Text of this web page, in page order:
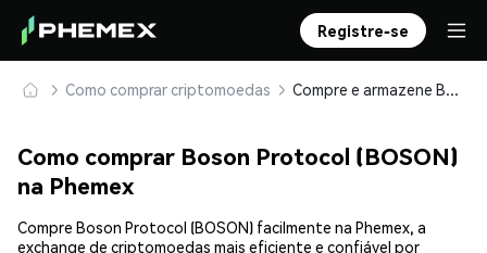
Registre-se
Como comprar criptomoedas Compre e armazene Boson Protocol (BOSON) com segurança
Como comprar Boson Protocol (BOSON)
na Phemex
Compre Boson Protocol (BOSON) facilmente na Phemex, a
exchange de criptomoedas mais eficiente e confiável por